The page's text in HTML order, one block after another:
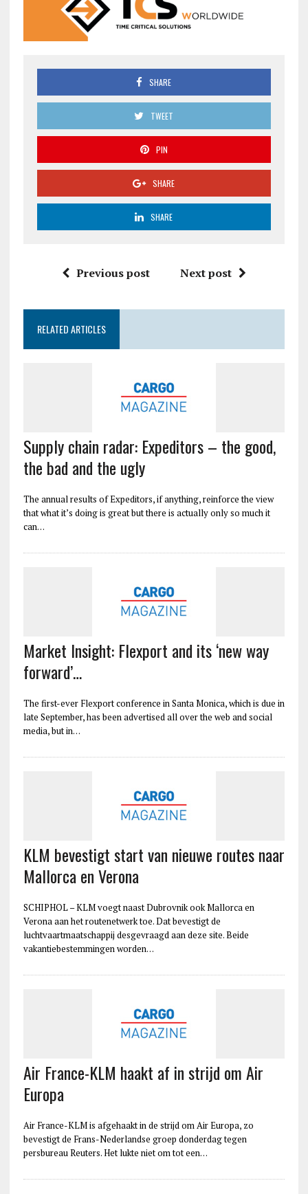
SHARE
TWEET
PIN
SHARE
SHARE
Previous post Next post
RELATED ARTICLES
Supply chain radar: Expeditors – the good,
the bad and the ugly
The annual results of Expeditors, if anything, reinforce the view
that what it’s doing is great but there is actually only so much it
can…
Market Insight: Flexport and its ‘new way
forward’…
The first-ever Flexport conference in Santa Monica, which is due in
late September, has been advertised all over the web and social
media, but in…
KLM bevestigt start van nieuwe routes naar
Mallorca en Verona
SCHIPHOL – KLM voegt naast Dubrovnik ook Mallorca en
Verona aan het routenetwerk toe. Dat bevestigt de
luchtvaartmaatschappij desgevraagd aan deze site. Beide
vakantiebestemmingen worden…
Air France-KLM haakt af in strijd om Air
Europa
Air France-KLM is afgehaakt in de strijd om Air Europa, zo
bevestigt de Frans-Nederlandse groep donderdag tegen
persbureau Reuters. Het lukte niet om tot een…